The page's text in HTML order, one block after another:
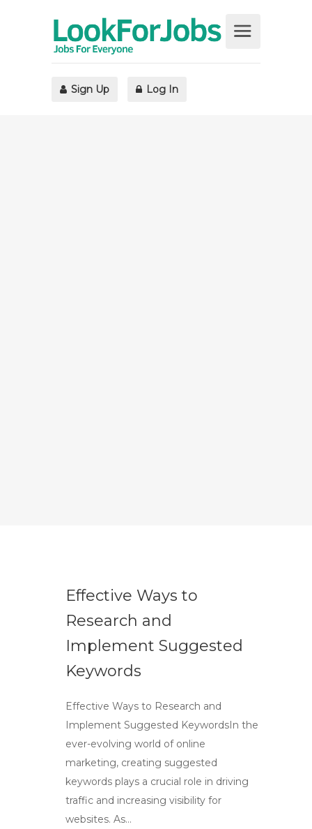
Sign Up Log In
Effective Ways to
Research and
Implement Suggested
Keywords
Effective Ways to Research and
Implement Suggested KeywordsIn the
ever-evolving world of online
marketing, creating suggested
keywords plays a crucial role in driving
traffic and increasing visibility for
websites. As…